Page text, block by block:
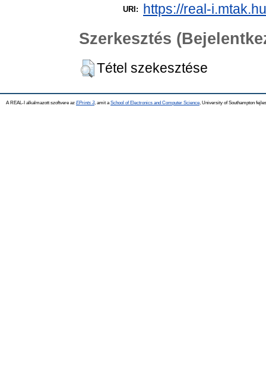
URI: https://real-
Szerkesztés
Tétel szekesztése
A REAL-I alkalmazott szoftvere az EPrints 3, amit a School of Electronics and Computer Science , University of Southampton